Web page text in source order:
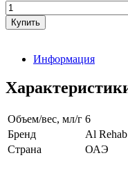
Информация
Объем/вес, мл/г 6
Бренд
Al Rehab
Страна
ОАЭ